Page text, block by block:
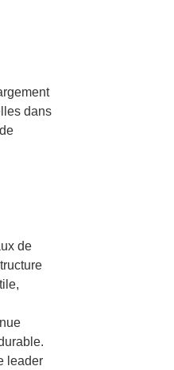
dans
de
leader